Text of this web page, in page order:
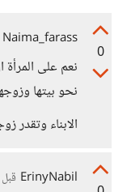
0
Naima_farass
نعم على المرأة
نحو بيتها
الابناء وتقدر
ErinyNabil